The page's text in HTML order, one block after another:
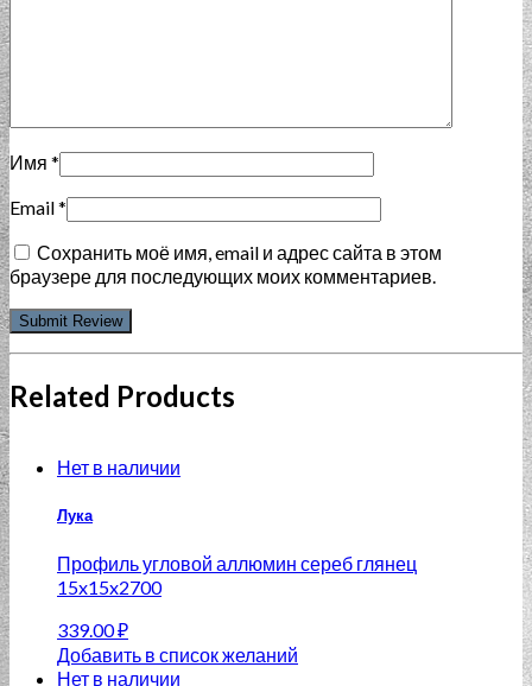
Имя *
Email*
Сохранить моё имя, email и адрес сайта в этом
браузере для последующих моих комментариев.
Related Products
Нет в наличии
Лука
Профиль угловой аллюмин сереб глянец
15x15x2700
339.00₽
Добавить в список желаний
Нет в наличии